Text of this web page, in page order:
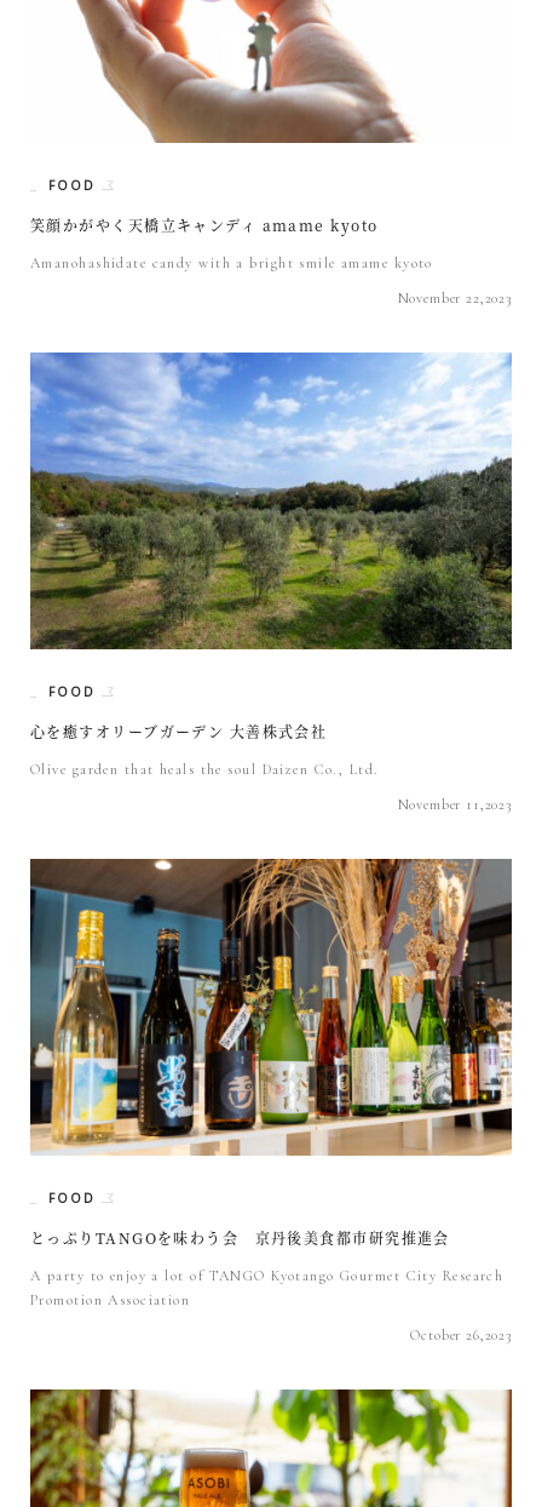
FOOD
笑顔かがやく天橋立キャンディ amame kyoto
Amanohashidate candy with a bright smile amame kyoto
November 22,2023
FOOD
心を癒すオリーブガーデン 大善株式会社
Olive garden that heals the soul Daizen Co., Ltd.
November 11,2023
FOOD
とっぷりTANGOを味わう会 京丹後美食都市研究推進会
A party to enjoy a lot of TANGO Kyotango Gourmet City Research
Promotion Association
October 26,2023